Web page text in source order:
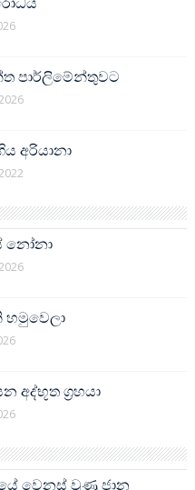
පාර්ලිමේන්තුවට
අරියානා
නෝනා
අද්භූත ග්‍රහයා
වෙනස් වුණු ජාන